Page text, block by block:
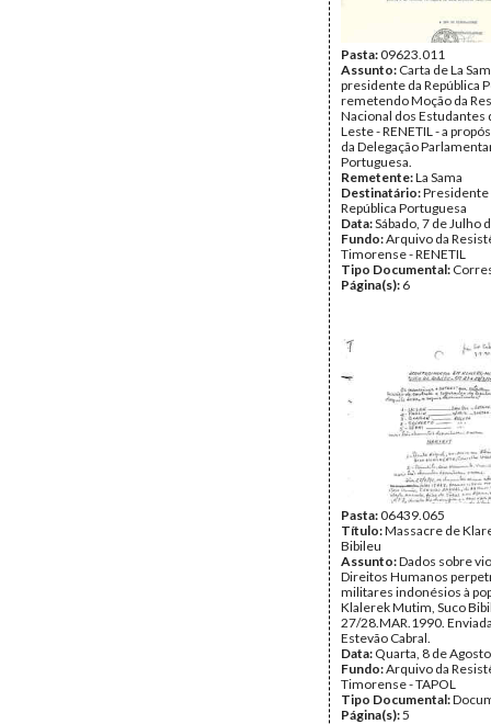
Pasta:09623.011
Assunto: Carta de La
presidente da República
remetendo Moção da
Nacional dos Estudantes
Leste - RENETIL - a
da Delegação
Portuguesa.
Remetente:La Sama
Destinatário:Presidente
República Portuguesa
Data:Sábado, 7 de Julho
Fundo:Arquivo da
Timorense - RENETIL
Tipo Documental:
Página(s): 6
Pasta:06439.065
Título:Massacre de
Bibileu
Assunto:Dados sobre
Direitos Humanos
militares indonésios à
Klalerek Mutim, Suco
27/28.MAR.1990.
Estevão Cabral.
Data: Quarta, 8 de
Fundo:Arquivo da
Timorense - TAPOL
Tipo Documental:
Página(s):5